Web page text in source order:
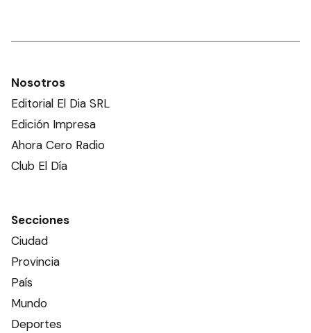
Nosotros
Editorial El Dia SRL
Edición Impresa
Ahora Cero Radio
Club El Día
Secciones
Ciudad
Provincia
País
Mundo
Deportes